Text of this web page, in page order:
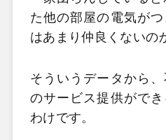
た他の部屋の電気が
はあまり仲良くないの
そういうデータから
のサービス提供がで
わけです。